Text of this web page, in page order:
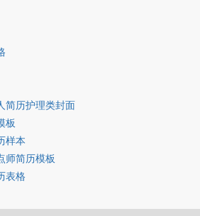
简历护理类封面
板
样本
师简历模板
表格